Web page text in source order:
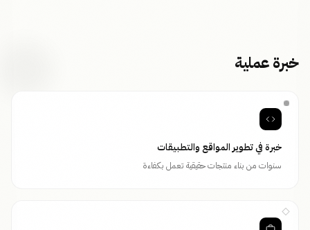
خبرة عملية
خبرة في تطوير المواقع والتطبيقات
سنوات من بناء منتجات حقيقية تعمل بكفاءة